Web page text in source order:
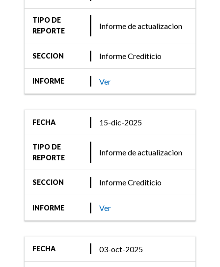
TIPO DE
REPORTE
Informe de actualizacion
SECCION Informe Crediticio
INFORME Ver
FECHA 15-dic-2025
TIPO DE
REPORTE
Informe de actualizacion
SECCION Informe Crediticio
INFORME Ver
FECHA 03-oct-2025